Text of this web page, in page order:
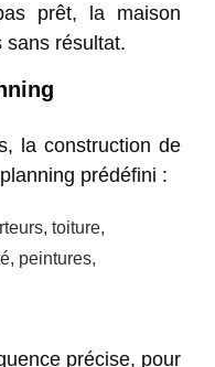
prêt, la maison
sans résultat.
la construction de
prédéfini :
toiture,
peintures,
précise, pour